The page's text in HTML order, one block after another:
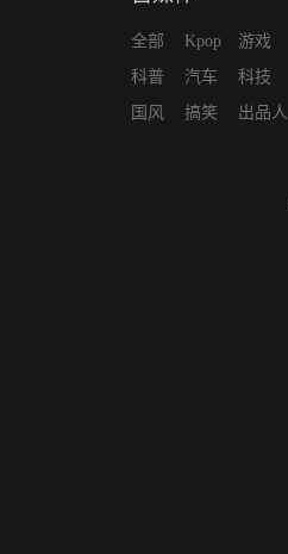
全部
科普
国风
Kpop
汽车
搞笑
游戏
科技
出品人